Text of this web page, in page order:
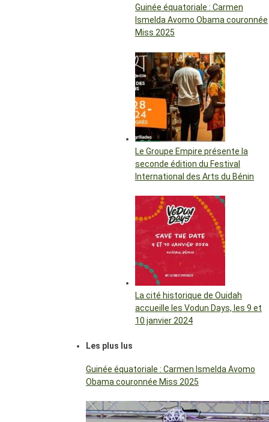
Guinée équatoriale : Carmen
Ismelda Avomo Obama couronnée
Miss 2025
Le Groupe Empire présente la
seconde édition du Festival
International des Arts du Bénin
La cité historique de Ouidah
accueille les Vodun Days, les 9 et
10 janvier 2024
Les plus lus
Guinée équatoriale : Carmen Ismelda Avomo
Obama couronnée Miss 2025